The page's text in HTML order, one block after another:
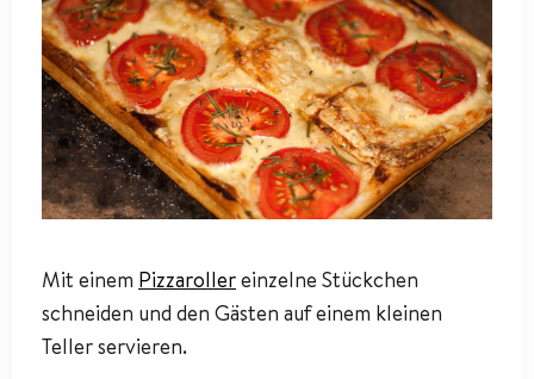
Mit einem Pizzarollereinzelne Stückchen
schneiden und den Gästen auf einem kleinen
Teller servieren.